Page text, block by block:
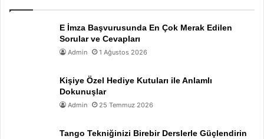
E İmza Başvurusunda En Çok Merak Edilen
Sorular ve Cevapları
Admin 1 Ağustos 2026
Kişiye Özel Hediye Kutuları ile Anlamlı
Dokunuşlar
Admin 25 Temmuz 2026
Tango Tekniğinizi Birebir Derslerle Güçlendirin